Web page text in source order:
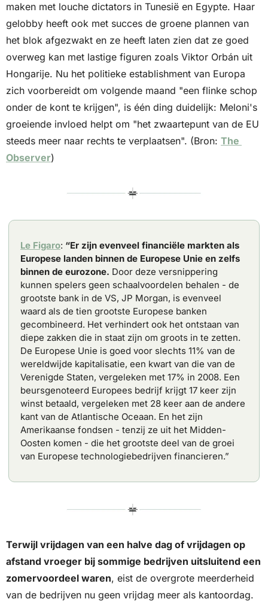
maken met louche dictators in Tunesië en Egypte. Haar
gelobby heeft ook met succes de groene plannen van
het blok afgezwakt en ze heeft laten zien dat ze goed
overweg kan met lastige figuren zoals Viktor Orbán uit
Hongarije. Nu het politieke establishment van Europa
zich voorbereidt om volgende maand "een flinke schop
onder de kont te krijgen", is één ding duidelijk: Meloni's
groeiende invloed helpt om "het zwaartepunt van de EU
steeds meer naar rechts te verplaatsen". (Bron: The
Observer)
Le Figaro: “Er zijn evenveel financiële markten als
Europese landen binnen de Europese Unie en zelfs
binnen de eurozone. Door deze versnippering
kunnen spelers geen schaalvoordelen behalen - de
grootste bank in de VS, JP Morgan, is evenveel
waard als de tien grootste Europese banken
gecombineerd. Het verhindert ook het ontstaan van
diepe zakken die in staat zijn om groots in te zetten.
De Europese Unie is goed voor slechts 11% van de
wereldwijde kapitalisatie, een kwart van die van de
Verenigde Staten, vergeleken met 17% in 2008. Een
beursgenoteerd Europees bedrijf krijgt 17 keer zijn
winst betaald, vergeleken met 28 keer aan de andere
kant van de Atlantische Oceaan. En het zijn
Amerikaanse fondsen - tenzij ze uit het Midden-
Oosten komen - die het grootste deel van de groei
van Europese technologiebedrijven financieren.”
Terwijl vrijdagen van een halve dag of vrijdagen op
afstand vroeger bij sommige bedrijven uitsluitend een
zomervoordeel waren, eist de overgrote meerderheid
van de bedrijven nu geen vrijdag meer als kantoordag.